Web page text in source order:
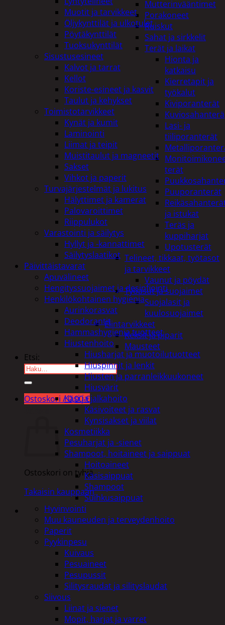
Mutterinvääntimet
Porakoneet
Ruiskut
Sahat ja sirkkelit
Terät ja laikat
Hionta ja
katkaisu
Kierretapit ja
työkalut
Kiviporanterät
Kuviosahanterä
Lasi- ja
tiiliporanterät
terät
Puuporanterät
ja istukat
Teräs ja
kuppiharjat
Upotusterät
Telineet, tikkaat, työtasot
ja tarvikkeet
Vaunut ja pöydät
Työasut ja suojaimet
Suojalasit ja
kuulosuojaimet
Elintarvikkeet
Keksit ja piparit
Mausteet
Etsi:
Ostoskori /0,00€
Ostoskori on tyhjä.
Takaisin kauppaan
Muotit ja tarvikkeet
Öljykynttilät ja ulkotulet
Pöytäkynttilät
Tuoksukynttilät
Sisustusesineet
Kalvot ja tarrat
Kellot
Koriste-esineet ja kasvit
Taulut ja kehykset
Toimistotarvikkeet
Kynät ja kumit
Laminointi
Liimat ja teipit
Muistitaulut ja magneetit
Sakset
Vihkot ja paperit
Turvajärjestelmät ja lukitus
Hälyttimet ja kamerat
Palovaroittimet
Riippulukot
Varastointi ja säilytys
Hyllyt ja -kannattimet
Säilytyslaatikot
Päivittäistavarat
Apuvälineet
Hengityssuojaimet ja desinfiointi
Henkilökohtainen hygienia
Aurinkorasvat
Deodorantit
Hammashygienia tuotteet
Hiustenhoito
Hiusharjat ja muotoilutuotteet
Hiuspinnit ja lenkit
Hiusten ja parranleikkuukoneet
Hiusvärit
Käsi ja jalkahoito
Käsivoiteet ja rasvat
Kynsisakset ja viilat
Kosmetiikka
Pesuharjat ja -sienet
Shampoot, hoitaineet ja saippuat
Hoitoaineet
Käsisaippuat
Shampoot
Suihkusaippuat
Hyvinvointi
Muu kauneuden ja terveydenhoito
Paperit
Pyykinpesu
Kuivaus
Pesuaineet
Pesupussit
Silitysraudat ja silityslaudat
Siivous
Liinat ja sienet
Mopit, harjat ja varret